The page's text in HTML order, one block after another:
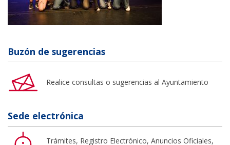
Buzón de sugerencias
Realice consultas o sugerencias al Ayuntamiento
Sede electrónica
Trámites, Registro Electrónico, Anuncios Oficiales,